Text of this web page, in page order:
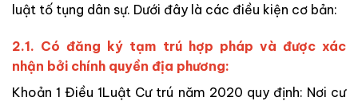
luật tố tụng dân sự. Dưới đây là các điều kiện cơ bản:
2.1. Có đăng ký tạm trú hợp pháp và được xác
nhận bởi chính quyền địa phương:
Khoản 1 Điều 1Luật Cư trú năm 2020 quy định: Nơi cư